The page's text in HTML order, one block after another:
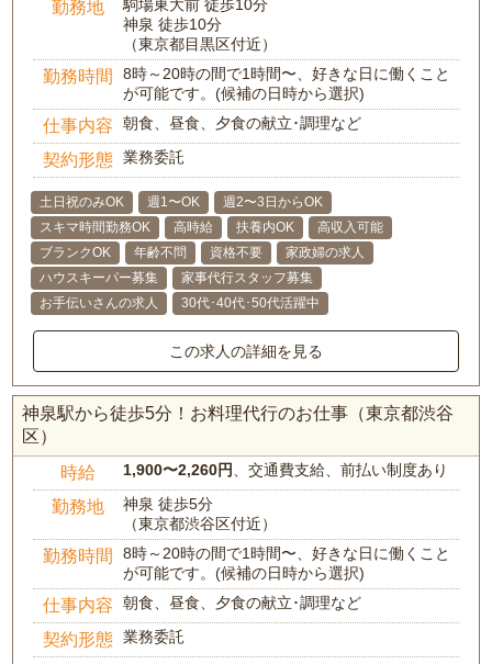
勤務地
駒場東大前 徒歩10分
神泉 徒歩10分
（東京都目黒区付近）
勤務時間
8時～20時の間で1時間〜、好きな日に働くこと
が可能です。(候補の日時から選択)
仕事内容 朝食、昼食、夕食の献立･調理など
契約形態 業務委託
土日祝のみOK 週1〜OK
週2〜3日からOK
スキマ時間勤務OK
高時給 扶養内OK
高収入可能
ブランクOK
年齢不問 資格不要
家政婦の求人
ハウスキーパー募集
家事代行スタッフ募集
お手伝いさんの求人
30代･40代･50代活躍中
この求人の詳細を見る
神泉駅から徒歩5分！お料理代行のお仕事（東京都渋谷
区）
時給 1,900〜2,260円、交通費支給、前払い制度あり
勤務地
神泉 徒歩5分
（東京都渋谷区付近）
勤務時間
8時～20時の間で1時間〜、好きな日に働くこと
が可能です。(候補の日時から選択)
仕事内容 朝食、昼食、夕食の献立･調理など
契約形態 業務委託